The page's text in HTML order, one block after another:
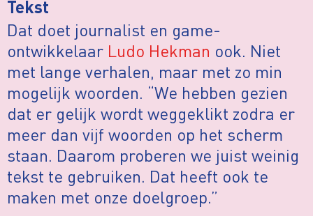
Tekst
Dat doet journalist en game-
ontwikkelaar Ludo Hekman ook. Niet
met lange verhalen, maar met zo min
mogelijk woorden. “We hebben gezien
dat er gelijk wordt weggeklikt zodra er
meer dan vijf woorden op het scherm
staan. Daarom proberen we juist weinig
tekst te gebruiken. Dat heeft ook te
maken met onze doelgroep.”